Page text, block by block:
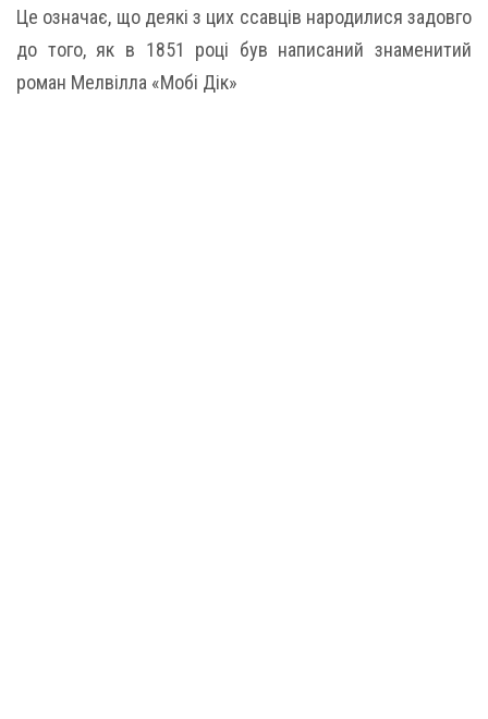
Це означає, що деякі з цих ссавців народилися задовго
до того, як в 1851 році був написаний знаменитий
роман Мелвілла «Мобі Дік»